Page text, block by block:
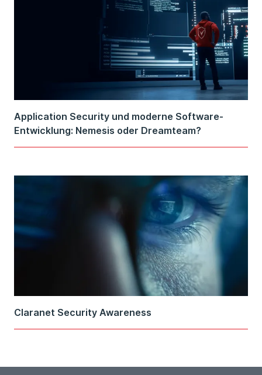
Application Security und moderne Software-
Entwicklung: Nemesis oder Dreamteam?
Claranet Security Awareness